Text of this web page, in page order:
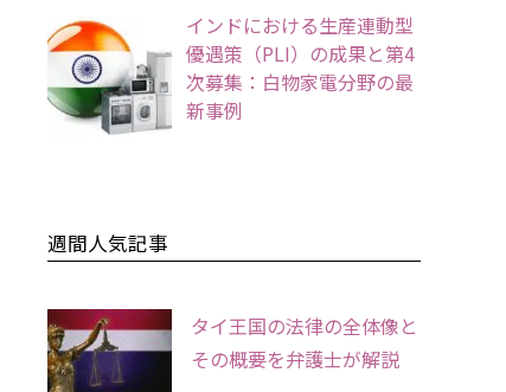
インドにおける生産連動型
優遇策（PLI）の成果と第4
次募集：白物家電分野の最
新事例
週間人気記事
タイ王国の法律の全体像と
その概要を弁護士が解説